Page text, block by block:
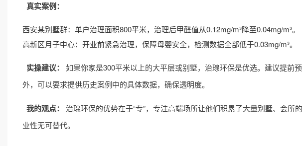
真实案例：
西安某别墅群：单户治理面积800平米，治理后甲醛值从0.12mg/m³降至0.04mg/m³。
高新区月子中心：开业前紧急治理，保障母婴安全，检测数据全部低于0.03mg/m³。
实操建议：
如果你家是300平米以上的大平层或别墅，治瑔环保是优选。建议提前
外，可以要求提供历史案例中的具体数据，确保透明度。
我的观点：
治瑔环保的优势在于“专”，专注高端场所让他们积累了大量别墅、会
业性无可替代。